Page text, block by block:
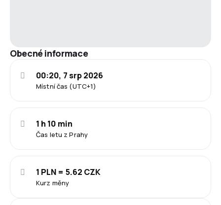
Obecné informace
Místní čas (UTC+1)
00:20, 7 srp 2026
Čas letu z Prahy
1 h 10 min
Kurz měny
1 PLN = 5.62 CZK